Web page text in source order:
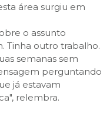
área surgiu em
o assunto
Tinha outro trabalho.
semanas sem
perguntando
já estavam
relembra.